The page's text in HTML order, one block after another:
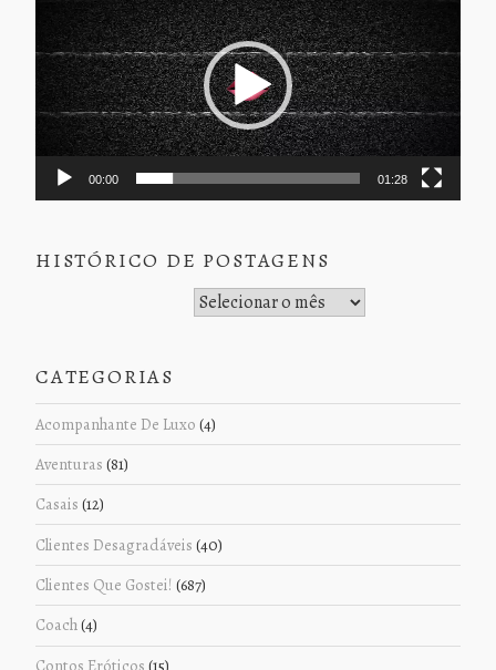
vídeo
00:00 01:28
HISTÓRICO DE POSTAGENS
CATEGORIAS
Acompanhante De Luxo (4)
Aventuras (81)
Casais (12)
Clientes Desagradáveis (40)
Clientes Que Gostei! (687)
Coach(4)
Contos Eróticos (15)